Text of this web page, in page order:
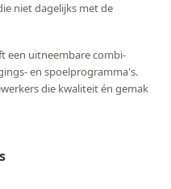
niet dagelijks met de
een uitneembare combi-
en spoelprogramma's.
die kwaliteit én gemak